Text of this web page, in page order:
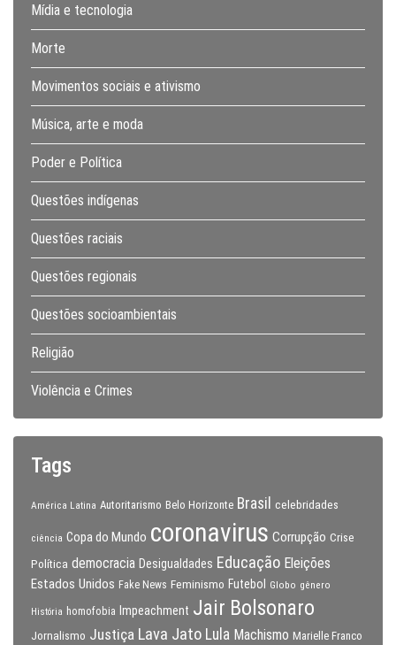
Mídia e tecnologia
Morte
Movimentos sociais e ativismo
Música, arte e moda
Poder e Política
Questões indígenas
Questões raciais
Questões regionais
Questões socioambientais
Religião
Violência e Crimes
Tags
América Latina Autoritarismo Belo Horizonte Brasil celebridades
ciência Copa do Mundo coronavirus Corrupção Crise
Política democracia Desigualdades Educação Eleições
Estados Unidos Fake News Feminismo Futebol Globo gênero
História homofobia Impeachment Jair Bolsonaro
Jornalismo Justiça Lava Jato Lula Machismo Marielle Franco